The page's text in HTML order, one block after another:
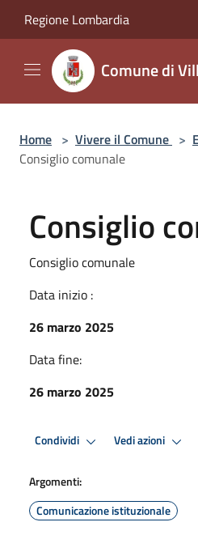
Regione Lombardia
Comune di
Home > Vivere il Comune >
Consiglio comunale
Consiglio
Consiglio comunale
Data inizio :
26 marzo 2025
Data fine:
26 marzo 2025
Condividi Vedi azioni
Argomenti:
Comunicazione istituzionale